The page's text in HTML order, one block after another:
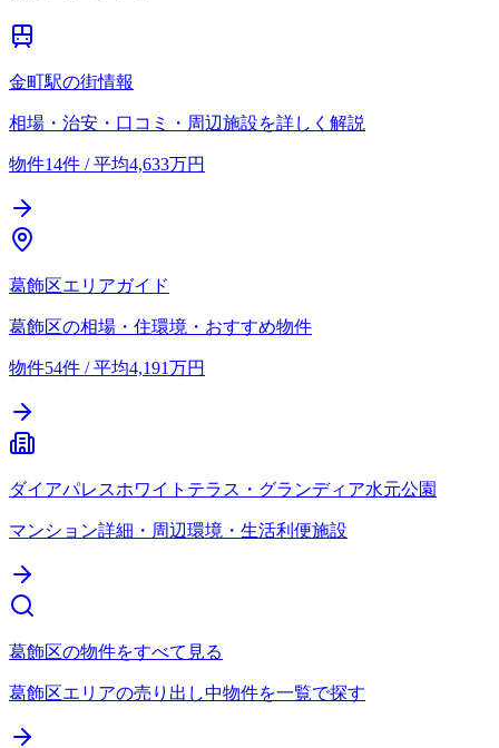
金町駅の街情報
相場・治安・口コミ・周辺施設を詳しく解説
物件14件 / 平均4,633万円
葛飾区エリアガイド
葛飾区の相場・住環境・おすすめ物件
物件54件 / 平均4,191万円
ダイアパレスホワイトテラス・グランディア水元公園
マンション詳細・周辺環境・生活利便施設
葛飾区の物件をすべて見る
葛飾区エリアの売り出し中物件を一覧で探す